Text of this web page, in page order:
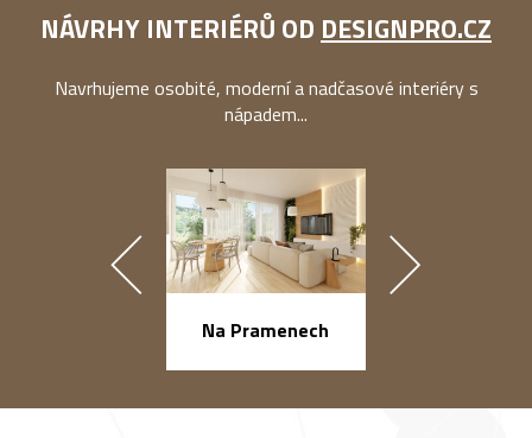
NÁVRHY INTERIÉRŮ OD DESIGNPRO.CZ
Navrhujeme osobité, moderní a nadčasové interiéry s
nápadem...
Na Pramenech